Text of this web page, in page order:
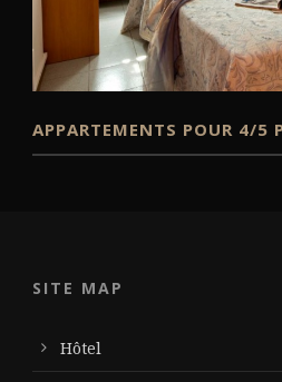
APPARTEMENTS POUR 4/5
SITE MAP
Hôtel